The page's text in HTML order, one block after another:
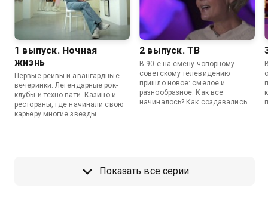
1 выпуск. Ночная
жизнь
Первые рейвы и авангардные
вечеринки. Легендарные рок-
клубы и техно-пати. Казино и
рестораны, где начинали свою
карьеру многие звезды
2 выпуск. ТВ
В 90-е на смену чопорному
советскому телевидению
пришло новое: смелое и
разнообразное. Как все
начиналось? Как создавались
Показать все серии